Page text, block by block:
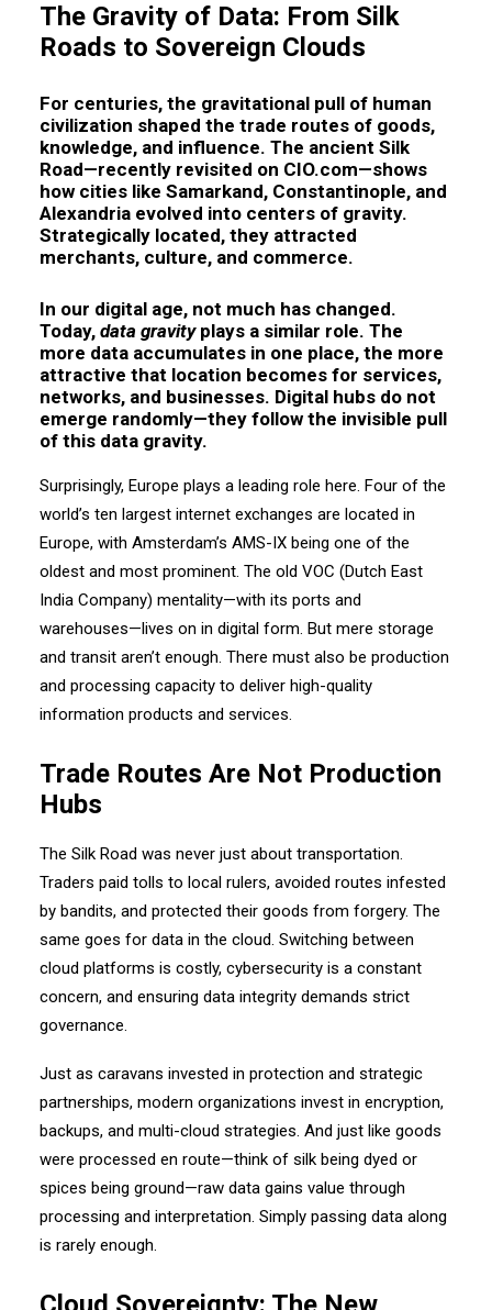
The Gravity of Data: From Silk
Roads to Sovereign Clouds
For centuries, the gravitational pull of human
civilization shaped the trade routes of goods,
knowledge, and influence. The ancient Silk
Road—recently revisited on CIO.com—shows
how cities like Samarkand, Constantinople, and
Alexandria evolved into centers of gravity.
Strategically located, they attracted
merchants, culture, and commerce.
In our digital age, not much has changed.
Today, data gravityplays a similar role. The
more data accumulates in one place, the more
attractive that location becomes for services,
networks, and businesses. Digital hubs do not
emerge randomly—they follow the invisible pull
of this data gravity.
Surprisingly, Europe plays a leading role here. Four of the
world’s ten largest internet exchanges are located in
Europe, with Amsterdam’s AMS-IX being one of the
oldest and most prominent. The old VOC (Dutch East
India Company) mentality—with its ports and
warehouses—lives on in digital form. But mere storage
and transit aren’t enough. There must also be production
and processing capacity to deliver high-quality
information products and services.
Trade Routes Are Not Production
Hubs
The Silk Road was never just about transportation.
Traders paid tolls to local rulers, avoided routes infested
by bandits, and protected their goods from forgery. The
same goes for data in the cloud. Switching between
cloud platforms is costly, cybersecurity is a constant
concern, and ensuring data integrity demands strict
governance.
Just as caravans invested in protection and strategic
partnerships, modern organizations invest in encryption,
backups, and multi-cloud strategies. And just like goods
were processed en route—think of silk being dyed or
spices being ground—raw data gains value through
processing and interpretation. Simply passing data along
is rarely enough.